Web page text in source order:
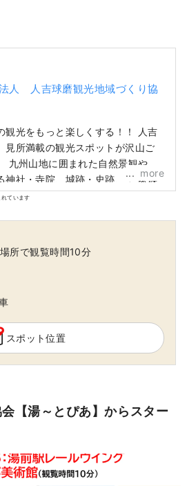
人 人吉球磨観光地域づくり協
観光をもっと楽しくする！！ 人吉
見所満載の観光スポットが沢山ご
九州山地に囲まれた自然景観や、
神社・寺院、城跡・史跡、 ご家族
過ごせる公園・施設、人吉球磨な
さい。
more
ています
所で観覧時間10分
スポット位置
【湯～とぴあ】からスター